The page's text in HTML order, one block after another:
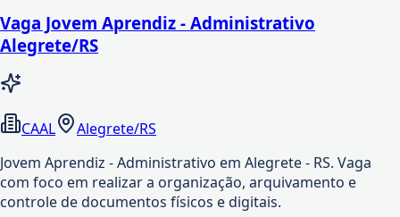
Vaga Jovem Aprendiz - Administrativo
Alegrete/RS
CAAL
Alegrete/RS
Jovem Aprendiz - Administrativo em Alegrete - RS. Vaga
com foco em realizar a organização, arquivamento e
controle de documentos físicos e digitais.